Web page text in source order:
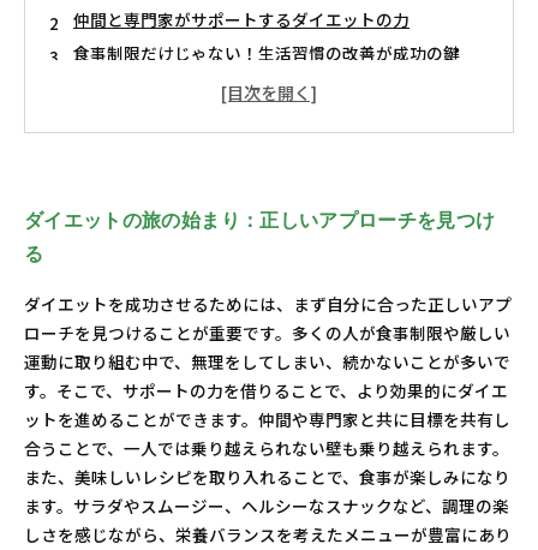
仲間と専門家がサポートするダイエットの力
食事制限だけじゃない！生活習慣の改善が成功の鍵
美味しい健康レシピでダイエットを楽しむ方法
入れよう
ダイエットの旅の始まり：正しいアプローチを見つけ
る
ダイエットを成功させるためには、まず自分に合った正しいアプ
ローチを見つけることが重要です。多くの人が食事制限や厳しい
運動に取り組む中で、無理をしてしまい、続かないことが多いで
す。そこで、サポートの力を借りることで、より効果的にダイエ
ットを進めることができます。仲間や専門家と共に目標を共有し
合うことで、一人では乗り越えられない壁も乗り越えられます。
また、美味しいレシピを取り入れることで、食事が楽しみになり
ます。サラダやスムージー、ヘルシーなスナックなど、調理の楽
しさを感じながら、栄養バランスを考えたメニューが豊富にあり